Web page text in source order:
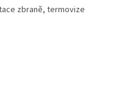
zbraně, termovize